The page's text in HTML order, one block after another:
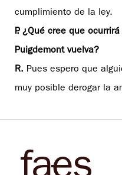
cumplimiento de la ley.
P. ¿Qué cree que
Puigdemont vuelva?
R. Pues espero que
muy posible derogar la